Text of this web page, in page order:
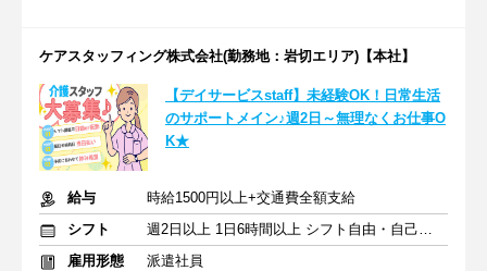
ケアスタッフィング株式会社(勤務地：岩切エリア)【本社】
【デイサービスstaff】未経験OK！日常生活
のサポートメイン♪週2日～無理なくお仕事O
K★
給与
時給1500円以上+交通費全額支給
シフト
週2日以上 1日6時間以上 シフト自由・自己申告
雇用形態
派遣社員